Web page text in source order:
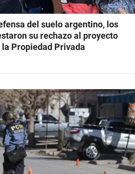
del suelo argentino, los
su rechazo al proyecto
Propiedad Privada